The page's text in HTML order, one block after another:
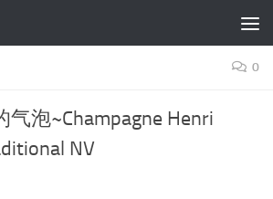
0
泡~Champagne Henri
NV